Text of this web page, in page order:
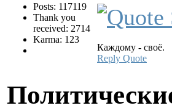
Posts: 117119
Thank you
received: 2714
Karma: 123
Каждому - своё.
Reply Quote